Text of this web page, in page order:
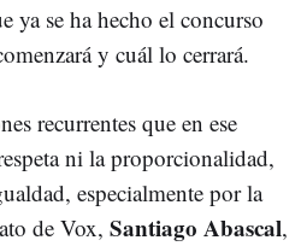
ya se ha hecho el concurso
y cuál lo cerrará.
recurrentes que en ese
ni la proporcionalidad,
especialmente por la
de Vox, Santiago Abascal,